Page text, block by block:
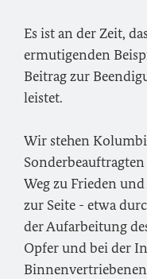
Es ist an der Zeit,
ermutigenden
Beitrag zur
leistet.
Wir stehen
Weg zu Frieden
zur Seite - etwa
der Aufarbeitung
Opfer und bei der